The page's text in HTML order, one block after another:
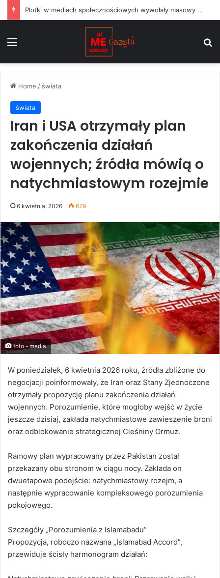
Plotki w mediach społecznościowych wywołały masowy napływ migrantów do hiszpańskiej Ceuty
Home / świata
świata
Iran i USA otrzymały plan
zakończenia działań
wojennych; źródła mówią o
natychmiastowym rozejmie
6 kwietnia, 2026 679
foto - media
W poniedziałek, 6 kwietnia 2026 roku, źródła zbliżone do
negocjacji poinformowały, że Iran oraz Stany Zjednoczone
otrzymały propozycję planu zakończenia działań
wojennych. Porozumienie, które mogłoby wejść w życie
jeszcze dzisiaj, zakłada natychmiastowe zawieszenie broni
oraz odblokowanie strategicznej Cieśniny Ormuz.
Ramowy plan wypracowany przez Pakistan został
przekazany obu stronom w ciągu nocy. Zakłada on
dwuetapowe podejście: natychmiastowy rozejm, a
następnie wypracowanie kompleksowego porozumienia
pokojowego.
Szczegóły „Porozumienia z Islamabadu”
Propozycja, roboczo nazwana „Islamabad Accord”,
przewiduje ścisły harmonogram działań: